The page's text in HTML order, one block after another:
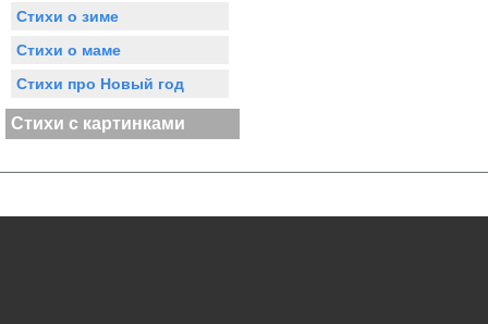
Стихи о зиме
Стихи о маме
Стихи про Новый год
Стихи с картинками